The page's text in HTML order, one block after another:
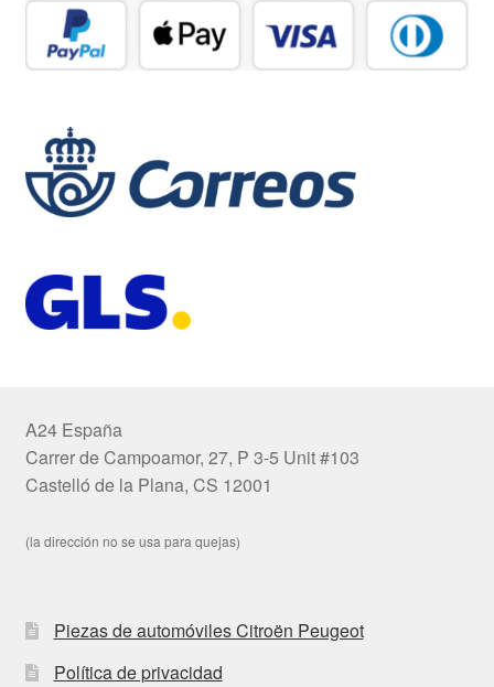
A24 España
Carrer de Campoamor, 27, P 3-5 Unit #103
Castelló de la Plana, CS 12001
(la dirección no se usa para quejas)
Piezas de automóviles Citroën Peugeot
Política de privacidad